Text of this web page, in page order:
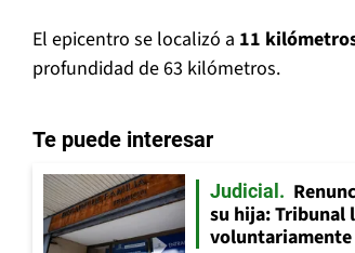
El epicentro se localizó a 11
profundidad de 63 kilómetros.
Te puede interesar
Judicial
su hija: Tribunal
voluntariamente